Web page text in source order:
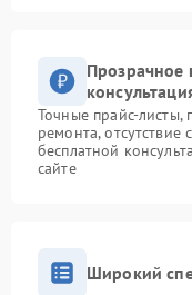
Прозрачное
Точные прайс-листы,
ремонта,
бесплатной
сайте
Широкий